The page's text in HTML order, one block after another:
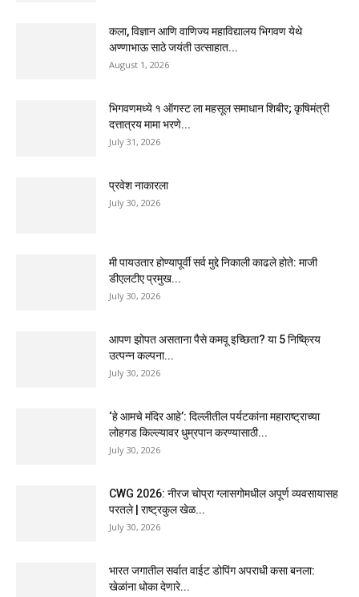
कला, विज्ञान आणि वाणिज्य महाविद्यालय भिगवण येथे
अण्णाभाऊ साठे जयंती उत्साहात...
August 1, 2026
भिगवणमध्ये १ ऑगस्ट ला महसूल समाधान शिबीर; कृषिमंत्री
दत्तात्रय मामा भरणे...
July 31, 2026
प्रवेश नाकारला
July 30, 2026
मी पायउतार होण्यापूर्वी सर्व मुद्दे निकाली काढले होते: माजी
डीएलटीए प्रमुख...
July 30, 2026
आपण झोपत असताना पैसे कमवू इच्छिता? या 5 निष्क्रिय
उत्पन्न कल्पना...
July 30, 2026
‘हे आमचे मंदिर आहे’: दिल्लीतील पर्यटकांना महाराष्ट्राच्या
लोहगड किल्ल्यावर धुम्रपान करण्यासाठी...
July 30, 2026
CWG 2026: नीरज चोप्रा ग्लासगोमधील अपूर्ण व्यवसायासह
परतले | राष्ट्रकुल खेळ...
July 30, 2026
भारत जगातील सर्वात वाईट डोपिंग अपराधी कसा बनला:
खेळांना धोका देणारे...